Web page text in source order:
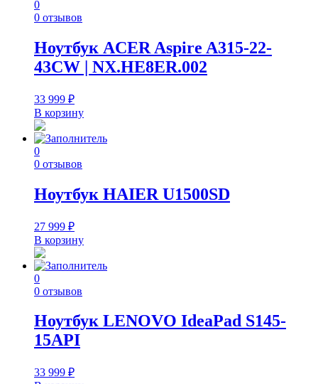
0
0 отзывов
Ноутбук ACER Aspire A315-22-
43CW | NX.HE8ER.002
33 999 ₽
В корзину
0
0 отзывов
Ноутбук HAIER U1500SD
27 999 ₽
В корзину
0
0 отзывов
Ноутбук LENOVO IdeaPad S145-
15API
33 999 ₽